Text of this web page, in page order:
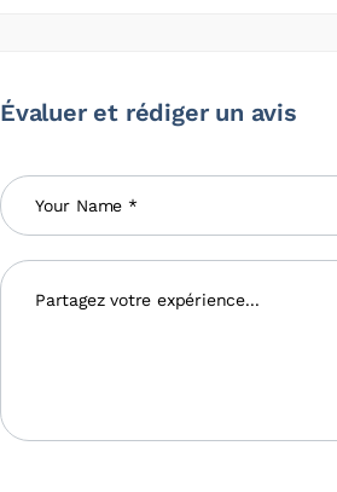
Évaluer et rédiger un avis